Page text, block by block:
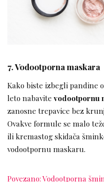
7. Vodootporna maskara
Kako biste izbegli pandine
leto nabavite vodootpornu
zanosne trepavice bez
Ovakve formule se malo
ili kremastog skidača
vodootpornu maskaru.
Povezano: Vodootporna